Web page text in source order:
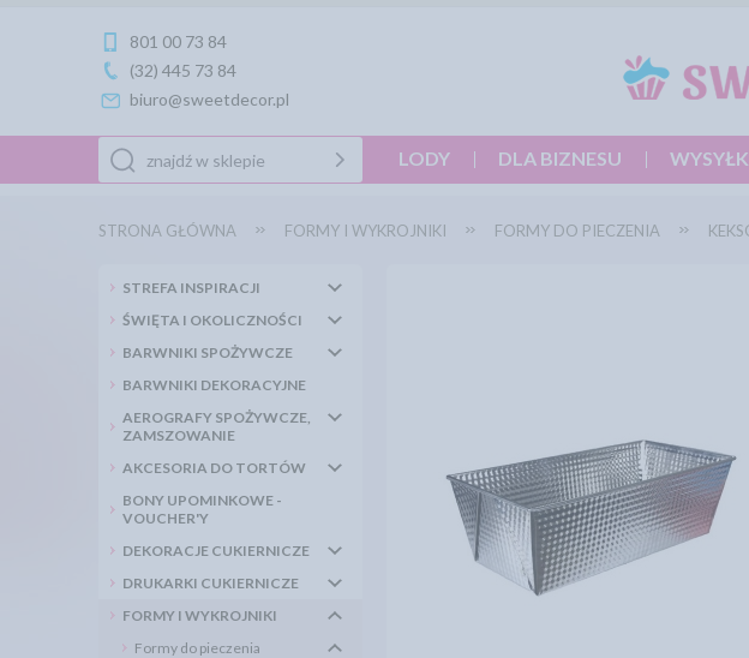
801 00 73 84
(32) 445 73 84
biuro@sweetdecor.pl
LODY DLA BIZNESU
STRONA GŁÓWNA FORMY I WYKROJNIKI FORMY DO PIECZENIA
STREFA INSPIRACJI
ŚWIĘTA I OKOLICZNOŚCI
BARWNIKI SPOŻYWCZE
BARWNIKI DEKORACYJNE
AEROGRAFY SPOŻYWCZE,
ZAMSZOWANIE
AKCESORIA DO TORTÓW
BONY UPOMINKOWE -
VOUCHER'Y
DEKORACJE CUKIERNICZE
DRUKARKI CUKIERNICZE
FORMY I WYKROJNIKI
Formy do pieczenia